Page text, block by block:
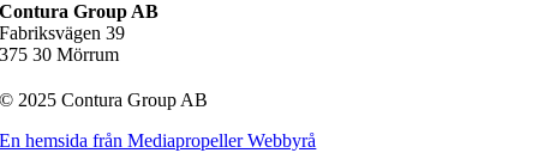
Contura Group AB
Fabriksvägen 39
375 30 Mörrum
© 2025 Contura Group AB
En hemsida från Mediapropeller Webbyrå